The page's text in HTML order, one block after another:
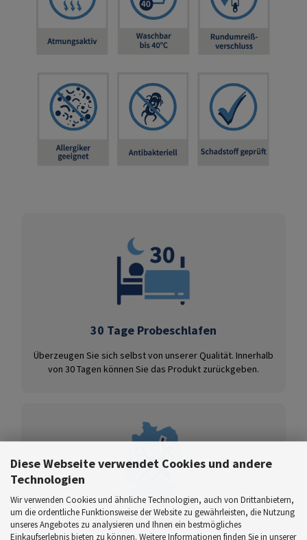
Diese Webseite verwendet Cookies und andere
Technologien
Wir verwenden Cookies und ähnliche Technologien, auch von Drittanbietern,
um die ordentliche Funktionsweise der Website zu gewährleisten, die Nutzung
unseres Angebotes zu analysieren und Ihnen ein bestmögliches
Einkaufserlebnis bieten zu können. Weitere Informationen finden Sie in unserer
30 Tage Probeschlafen
Überzeugen Sie sich selbst von unserer Qualität. Innerhalb
von 30 Tagen können Sie das Produkt zurückgeben.
Regionale Produktion